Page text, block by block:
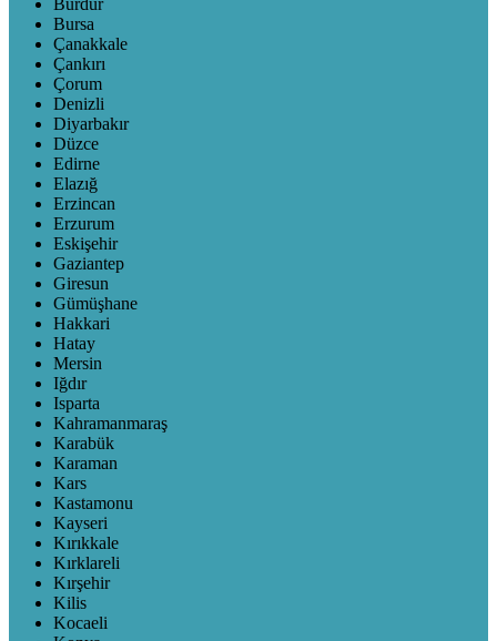
Burdur
Bursa
Çanakkale
Çankırı
Çorum
Denizli
Diyarbakır
Düzce
Edirne
Elazığ
Erzincan
Erzurum
Eskişehir
Gaziantep
Giresun
Gümüşhane
Hakkari
Hatay
Mersin
Iğdır
Isparta
Kahramanmaraş
Karabük
Karaman
Kars
Kastamonu
Kayseri
Kırıkkale
Kırklareli
Kırşehir
Kilis
Kocaeli